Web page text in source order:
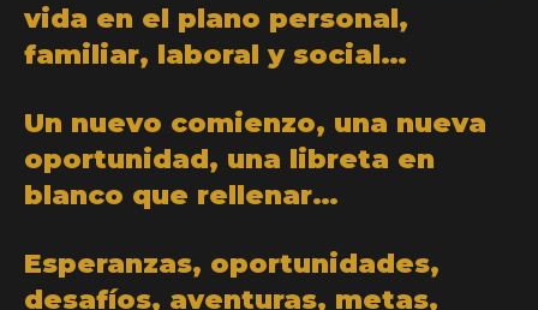
vida en el plano personal,
familiar, laboral y social…
Un nuevo comienzo, una nueva
oportunidad, una libreta en
blanco que rellenar…
Esperanzas, oportunidades,
desafíos, aventuras, metas,